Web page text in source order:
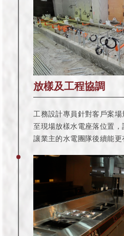
放樣及工程協調
工務設計專員針對客戶案場
至現場放樣水電座落位置，
讓業主的水電團隊後續能更